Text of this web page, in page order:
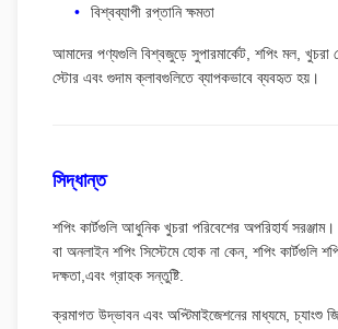
বিশ্বব্যাপী রপ্তানি ক্ষমতা
আমাদের পণ্যগুলি বিশ্বজুড়ে সুপারমার্কেট, শপিং মল, খুচরা
স্টোর এবং গুদাম ক্লাবগুলিতে ব্যাপকভাবে ব্যবহৃত হয়।
সিদ্ধান্ত
শপিং কার্টগুলি আধুনিক খুচরা পরিবেশের অপরিহার্য সরঞ্জাম।
বা অনলাইন শপিং সিস্টেমে হোক না কেন, শপিং কার্টগুলি
দক্ষতা,এবং গ্রাহক সন্তুষ্টি.
ক্রমাগত উদ্ভাবন এবং অপ্টিমাইজেশনের মাধ্যমে, চ্যাংশু